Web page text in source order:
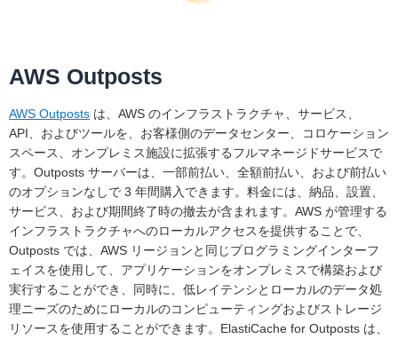
AWS Outposts
AWS Outposts は、AWS のインフラストラクチャ、サービス、
API、およびツールを、お客様側のデータセンター、コロケーション
スペース、オンプレミス施設に拡張するフルマネージドサービスで
す。Outposts サーバーは、一部前払い、全額前払い、および前払い
のオプションなしで 3 年間購入できます。料金には、納品、設置、
サービス、および期間終了時の撤去が含まれます。AWS が管理する
インフラストラクチャへのローカルアクセスを提供することで、
Outposts では、AWS リージョンと同じプログラミングインターフ
ェイスを使用して、アプリケーションをオンプレミスで構築および
実行することができ、同時に、低レイテンシとローカルのデータ処
理ニーズのためにローカルのコンピューティングおよびストレージ
リソースを使用することができます。ElastiCache for Outposts は、